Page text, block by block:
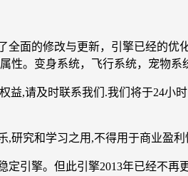
面的修改与更新，引擎已经的
性。变身系统，飞行系统，宠物系
益,请及时联系我们.我们将于24
究和学习之用,不得用于商业盈
引擎。但此引擎2013年已经不